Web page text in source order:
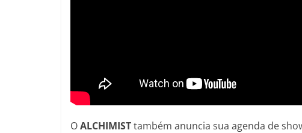
OALCHIMISTtambém anuncia sua agenda de